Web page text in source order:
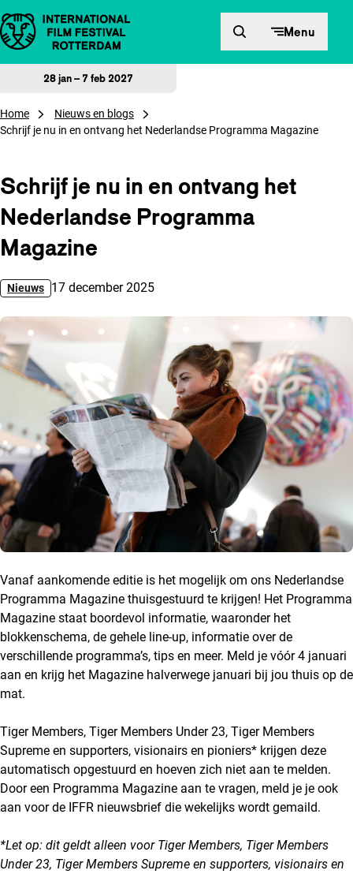
Direct naar inhoud Menu
28 jan – 7 feb 2027
Home
Nieuws en blogs
Schrijf je nu in en ontvang het Nederlandse Programma Magazine
Schrijf je nu in en ontvang het
Nederlandse Programma
Magazine
Nieuws Gepubliceerd op:
17 december 2025
Vanaf aankomende editie is het mogelijk om ons Nederlandse
Programma Magazine thuisgestuurd te krijgen! Het Programma
Magazine staat boordevol informatie, waaronder het
blokkenschema, de gehele line-up, informatie over de
verschillende programma’s, tips en meer. Meld je vóór 4 januari
aan en krijg het Magazine halverwege januari bij jou thuis op de
mat.
Tiger Members, Tiger Members Under 23, Tiger Members
Supreme en supporters, visionairs en pioniers* krijgen deze
automatisch opgestuurd en hoeven zich niet aan te melden.
Door een Programma Magazine aan te vragen, meld je je ook
aan voor de IFFR nieuwsbrief die wekelijks wordt gemaild.
*Let op: dit geldt alleen voor Tiger Members, Tiger Members
Under 23, Tiger Members Supreme en supporters, visionairs en